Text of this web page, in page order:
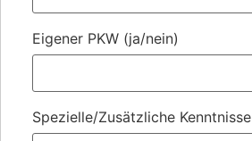
Eigener PKW (ja/nein)
Spezielle/Zusätzliche Kenntnisse